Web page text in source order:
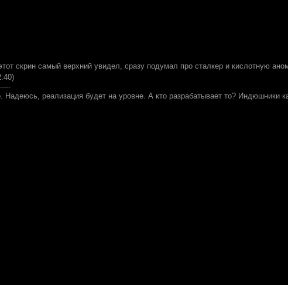
скрин самый верхний увидел, сразу подумал про сталкер и кислотную
Надеюсь, реализация будет на уровне. А кто разрабатывает то? Индюшники